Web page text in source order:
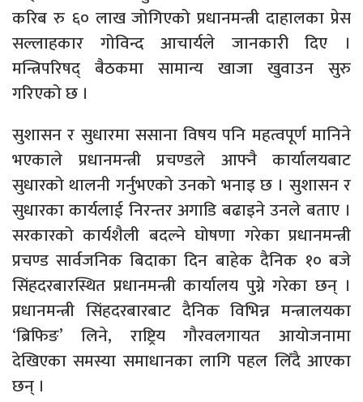
करिब रु ६० लाख जोगिएको प्रधानमन्त्री दाहालका प्रेस
सल्लाहकार गोविन्द आचार्यले जानकारी दिए ।
मन्त्रिपरिषद् बैठकमा सामान्य खाजा खुवाउन सुरु
गरिएको छ ।
सुशासन र सुधारमा ससाना विषय पनि महत्वपूर्ण मानिने
भएकाले प्रधानमन्त्री प्रचण्डले आफ्नै कार्यालयबाट
सुधारको थालनी गर्नुभएको उनको भनाइ छ । सुशासन र
सुधारका कार्यलाई निरन्तर अगाडि बढाइने उनले बताए ।
सरकारको कार्यशैली बदल्ने घोषणा गरेका प्रधानमन्त्री
प्रचण्ड सार्वजनिक बिदाका दिन बाहेक दैनिक १० बजे
सिंहदरबारस्थित प्रधानमन्त्री कार्यालय पुग्ने गरेका छन् ।
प्रधानमन्त्री सिंहदरबारबाट दैनिक विभिन्न मन्त्रालयका
‘ब्रिफिङ’ लिने, राष्ट्रिय गौरवलगायत आयोजनामा
देखिएका समस्या समाधानका लागि पहल लिँदै आएका
छन् ।